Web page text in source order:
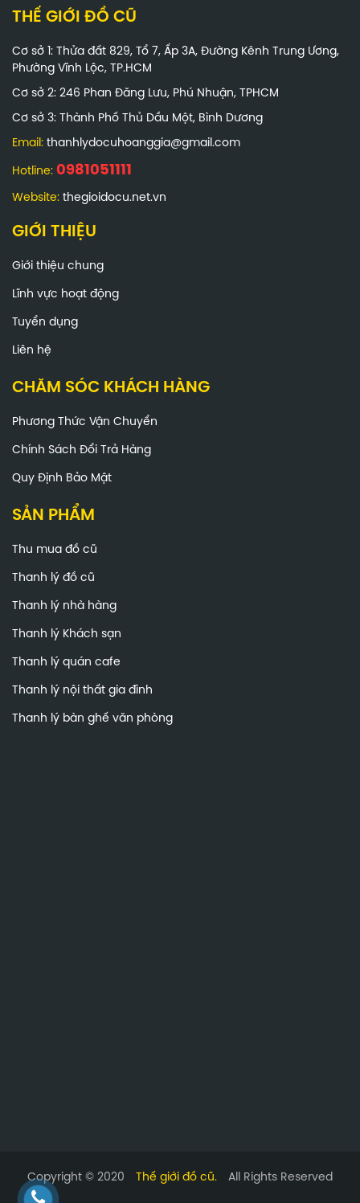
THẾ GIỚI ĐỒ CŨ
Cơ sở 1: Thửa đất 829, Tổ 7, Ấp 3A, Đường Kênh Trung Ương,
Phường Vĩnh Lộc, TP.HCM
Cơ sở 2: 246 Phan Đăng Lưu, Phú Nhuận, TPHCM
Cơ sở 3: Thành Phố Thủ Dầu Một, Bình Dương
Email: thanhlydocuhoanggia@gmail.com
Hotline: 0981051111
Website: thegioidocu.net.vn
GIỚI THIỆU
Giới thiệu chung
Lĩnh vực hoạt động
Tuyển dụng
Liên hệ
CHĂM SÓC KHÁCH HÀNG
Phương Thức Vận Chuyển
Chính Sách Đổi Trả Hàng
Quy Định Bảo Mật
SẢN PHẨM
Thu mua đồ cũ
Thanh lý đồ cũ
Thanh lý nhà hàng
Thanh lý Khách sạn
Thanh lý quán cafe
Thanh lý nội thất gia đình
Thanh lý bàn ghế văn phòng
Copyright © 2020 Thế giới đồ cũ. All Rights Reserved